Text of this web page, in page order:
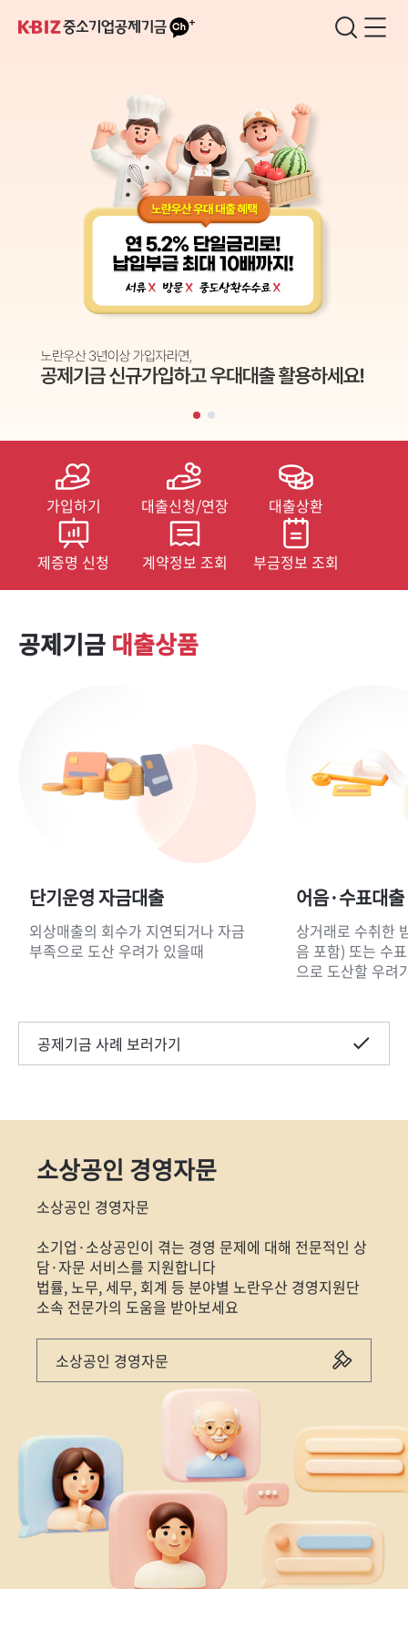
소
카
카
검
색
메
뉴
가입하기 대출신청/연장 대출상환
제증명 신청 계약정보 조회 부금정보 조회
공제기금 대출상품
단기운영 자금대출
외상매출의 회수가 지연되거나 자금
부족으로 도산 우려가 있을때
어음·수표대출
상거래로 수취한
음 포함) 또는 수
으로 도산할 우려
공제기금 사례 보러가기
소상공인 경영자문
소상공인 경영자문
소기업·소상공인이 겪는 경영 문제에 대해 전문적인 상
담·자문 서비스를 지원합니다
법률, 노무, 세무, 회계 등 분야별 노란우산 경영지원단
소속 전문가의 도움을 받아보세요
소상공인 경영자문